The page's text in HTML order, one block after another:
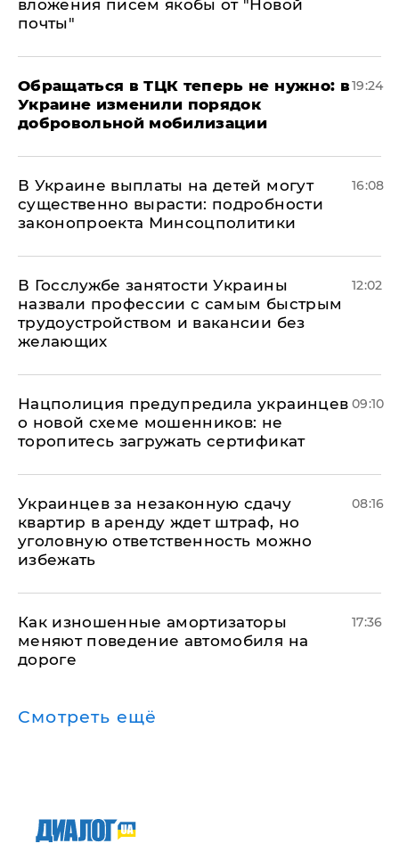
вложения писем якобы от "Новой
почты"
Обращаться в ТЦК теперь не нужно: в
Украине изменили порядок
добровольной мобилизации
19:24
В Украине выплаты на детей могут
существенно вырасти: подробности
законопроекта Минсоцполитики
16:08
В Госслужбе занятости Украины
назвали профессии с самым быстрым
трудоустройством и вакансии без
желающих
12:02
Нацполиция предупредила украинцев
о новой схеме мошенников: не
торопитесь загружать сертификат
09:10
Украинцев за незаконную сдачу
квартир в аренду ждет штраф, но
уголовную ответственность можно
избежать
08:16
Как изношенные амортизаторы
меняют поведение автомобиля на
дороге
17:36
Смотреть ещё